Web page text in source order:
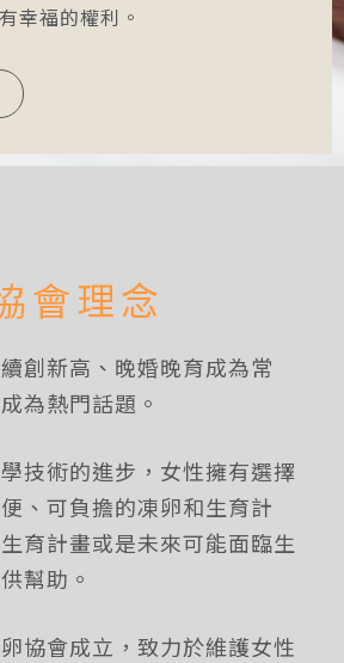
幸福的權利。
會理念
創新高、晚婚晚育成為常
為熱門話題。
技術的進步，女性擁有選擇
、可負擔的凍卵和生育計
育計畫或是未來可能面臨生
幫助。
協會成立，致力於維護女性